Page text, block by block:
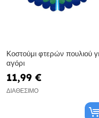
Κοστούμι φτερών πουλιού
αγόρι
11,99 €
ΔΙΑΘΈΣΙΜΟ